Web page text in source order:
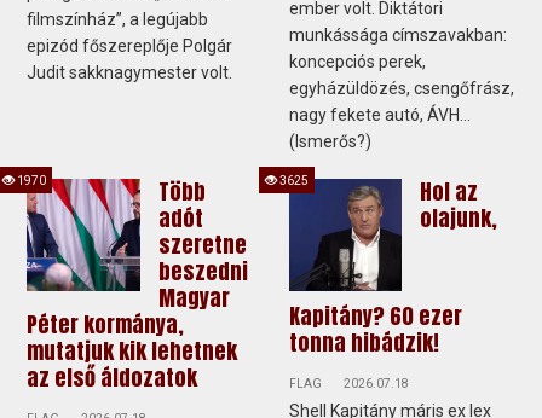
filmszínház”, a legújabb
epizód főszereplője Polgár
Judit sakknagymester volt.
ember volt. Diktátori
munkássága címszavakban:
koncepciós perek,
egyházüldözés, csengőfrász,
nagy fekete autó, ÁVH…
(Ismerős?)
Több
adót
szeretne
beszedni
Magyar
Péter kormánya,
mutatjuk kik lehetnek
az első áldozatok
1970
Hol az
olajunk,
Kapitány? 60 ezer
tonna hibádzik!
FLAG 2026.07.18
Shell Kapitány máris ex lex
3625